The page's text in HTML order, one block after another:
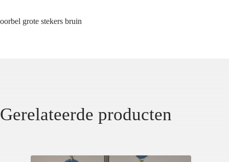
oorbel grote stekers bruin
Gerelateerde producten